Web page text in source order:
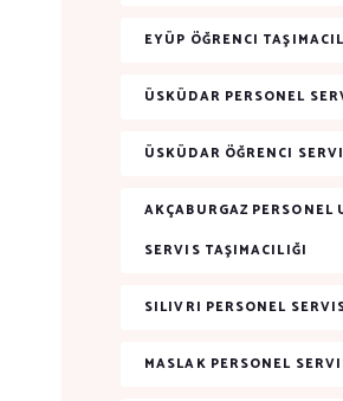
EYÜP ÖĞRENCI
ÜSKÜDAR PERSONEL
ÜSKÜDAR ÖĞRENCI
AKÇABURGAZ PERSONEL
SERVIS TAŞIMACILIĞI
SILIVRI PERSONEL
MASLAK PERSONEL